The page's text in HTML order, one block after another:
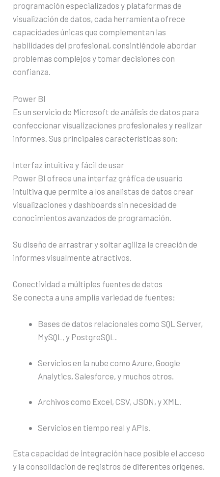
programación especializados y plataformas de
visualización de datos, cada herramienta ofrece
capacidades únicas que complementan las
habilidades del profesional, consintiéndole abordar
problemas complejos y tomar decisiones con
confianza.
Power BI
Es un servicio de Microsoft de análisis de datos para
confeccionar visualizaciones profesionales y realizar
informes. Sus principales características son:
Interfaz intuitiva y fácil de usar
Power BI ofrece una interfaz gráfica de usuario
intuitiva que permite a los analistas de datos crear
visualizaciones y dashboards sin necesidad de
conocimientos avanzados de programación.
Su diseño de arrastrar y soltar agiliza la creación de
informes visualmente atractivos.
Conectividad a múltiples fuentes de datos
Se conecta a una amplia variedad de fuentes:
Bases de datos relacionales como SQL Server,
MySQL, y PostgreSQL.
Servicios en la nube como Azure, Google
Analytics, Salesforce, y muchos otros.
Archivos como Excel, CSV, JSON, y XML.
Servicios en tiempo real y APIs.
Esta capacidad de integración hace posible el acceso
y la consolidación de registros de diferentes orígenes.